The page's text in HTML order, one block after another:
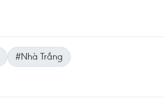
#Nhà Trắng